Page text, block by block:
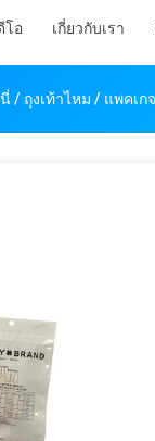
โอ เกี่ยวกับเรา
/ ถุงเท้าไหม / แพคเก